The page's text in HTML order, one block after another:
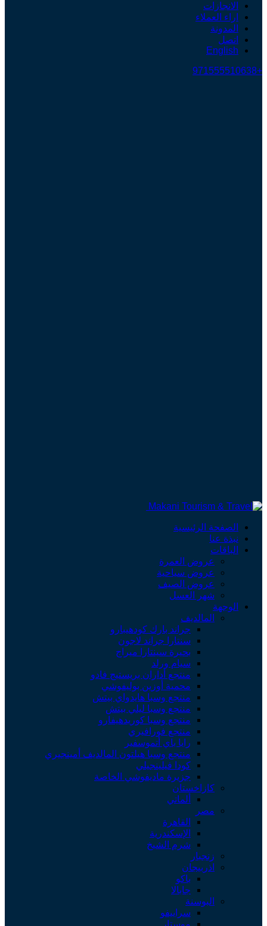
الانجازات
اراء العملاء
المدونة
اتصل
English
+971555510638
الصفحة الرئيسية
نبذة عنا
الباقات
عروض العمرة
عروض سياحية
عروض الصيف
شهر العسل
الوجهة
المالديف
جراند بارك كودهيبارو
سنتارا جراند لاجون
بحيرة سينتارا ميراج
سيام ورلد
منتجع أداران بريستيج فادو
محمية أوزين بوليفوشي
منتجع وسبا هايدواي بيتش
منتجع وسبا ليلي بيتش
منتجع وسبا كوريدهيفارو
منتجع فورافيري
رايا باي أتموسفير
منتجع وسبا هيلتون المالديف أمينجيري
كودا فيلينجيلي
جزيرة ماديفوشي الخاصة
كازاخستان
ألماتي
مصر
القاهرة
الإسكندرية
شرم الشيخ
زنجبار
اذربيجان
باكو
جابالا
البوسنة
سراييفو
موستار